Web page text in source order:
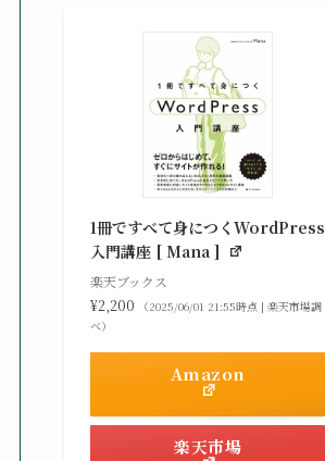
1冊ですべて身につくWordPress
入門講座 [ Mana ]
楽天ブックス
¥2,200
（2025/06/01 21:55時点 | 楽天市場調
べ）
Amazon
楽天市場